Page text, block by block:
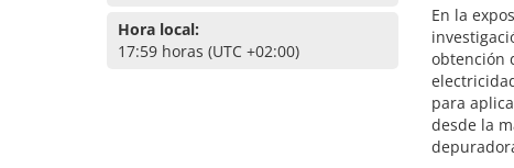
Hora local:
17:59 horas (UTC +02:00)
En la
obtención
para
desde la